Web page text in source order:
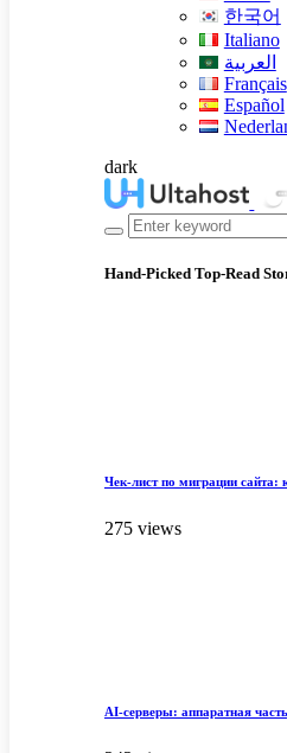
한국어
Italiano
العربية
Français
Español
dark
Hand-Picked Top-Read
Чек-лист по миграции сайта:
275 views
AI-серверы: аппаратная